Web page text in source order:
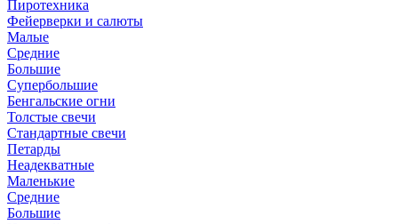
Пиротехника
Фейерверки и салюты
Малые
Средние
Большие
Супербольшие
Бенгальские огни
Толстые свечи
Стандартные свечи
Петарды
Неадекватные
Маленькие
Средние
Большие